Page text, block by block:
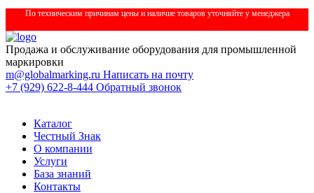
По техническим причинам цены и наличие товаров уточняйте у менеджера
Продажа и обслуживание оборудования для промышленной
маркировки
m@globalmarking.ru Написать на почту
+7 (929) 622-8-444 Обратный звонок
Каталог
Честный Знак
О компании
Услуги
База знаний
Контакты